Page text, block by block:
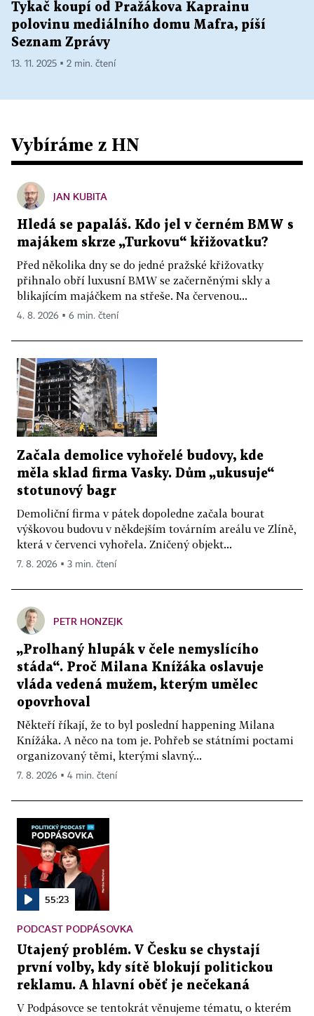
Tykač koupí od Pražákova Kaprainu
polovinu mediálního domu Mafra, píší
Seznam Zprávy
13. 11. 2025 ▪ 2 min. čtení
Vybíráme z HN
JAN KUBITA
Hledá se papaláš. Kdo jel v černém BMW s
majákem skrze „Turkovu“ křižovatku?
Před několika dny se do jedné pražské křižovatky
přihnalo obří luxusní BMW se začerněnými skly a
blikajícím majáčkem na střeše. Na červenou...
4. 8. 2026 ▪ 6 min. čtení
Začala demolice vyhořelé budovy, kde
měla sklad firma Vasky. Dům „ukusuje“
stotunový bagr
Demoliční firma v pátek dopoledne začala bourat
výškovou budovu v někdejším továrním areálu ve Zlíně,
která v červenci vyhořela. Zničený objekt...
7. 8. 2026 ▪ 3 min. čtení
PETR HONZEJK
„Prolhaný hlupák v čele nemyslícího
stáda“. Proč Milana Knížáka oslavuje
vláda vedená mužem, kterým umělec
opovrhoval
Někteří říkají, že to byl poslední happening Milana
Knížáka. A něco na tom je. Pohřeb se státními poctami
organizovaný těmi, kterými slavný...
7. 8. 2026 ▪ 4 min. čtení
55:23
PODCAST PODPÁSOVKA
Utajený problém. V Česku se chystají
první volby, kdy sítě blokují politickou
reklamu. A hlavní oběť je nečekaná
V Podpásovce se tentokrát věnujeme tématu, o kterém